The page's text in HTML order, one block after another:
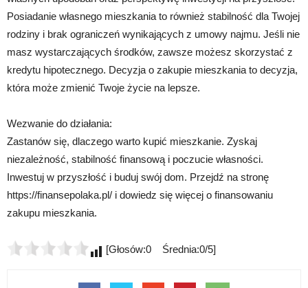
Posiadanie własnego mieszkania to również stabilność dla Twojej
rodziny i brak ograniczeń wynikających z umowy najmu. Jeśli nie
masz wystarczających środków, zawsze możesz skorzystać z
kredytu hipotecznego. Decyzja o zakupie mieszkania to decyzja,
która może zmienić Twoje życie na lepsze.
Wezwanie do działania:
Zastanów się, dlaczego warto kupić mieszkanie. Zyskaj
niezależność, stabilność finansową i poczucie własności.
Inwestuj w przyszłość i buduj swój dom. Przejdź na stronę
https://finansepolaka.pl/ i dowiedz się więcej o finansowaniu
zakupu mieszkania.
[Głosów:0 Średnia:0/5]